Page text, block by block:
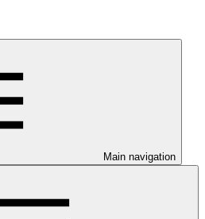
Main navigation